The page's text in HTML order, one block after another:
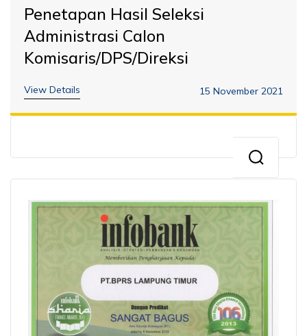
Penetapan Hasil Seleksi
Administrasi Calon
Komisaris/DPS/Direksi
View Details 15 November 2021